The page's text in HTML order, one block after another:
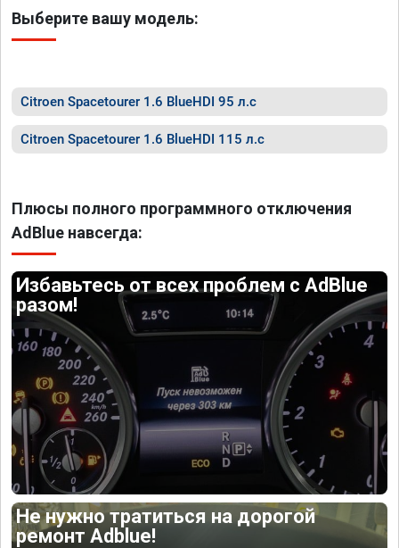
Выберите вашу модель:
Citroen Spacetourer 1.6 BlueHDI 95 л.с
Citroen Spacetourer 1.6 BlueHDI 115 л.с
Плюсы полного программного отключения
AdBlue навсегда:
Избавьтесь от всех проблем с AdBlue
разом!
Не нужно тратиться на дорогой
ремонт Adblue!